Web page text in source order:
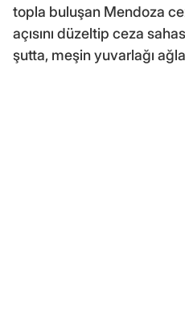
topla buluşan Mendoza
açısını düzeltip ceza
şutta, meşin yuvarlağı